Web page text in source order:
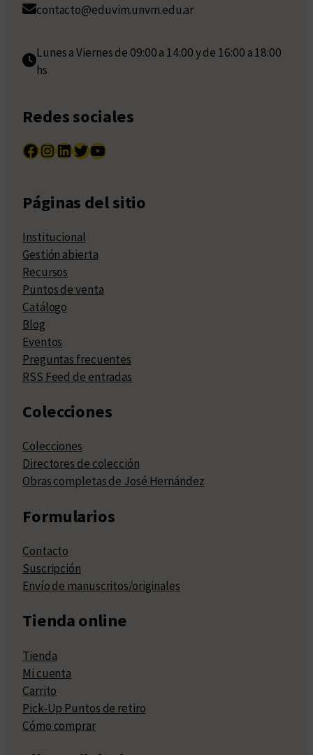
contacto@eduvim.unvm.edu.ar
Lunes a Viernes de 09:00 a 14:00 y de 16:00 a 18:00
hs
Redes sociales
Facebook InstagramLinkedIn Twitter YouTube
Páginas del sitio
Institucional
Gestión abierta
Recursos
Puntos de venta
Catálogo
Blog
Eventos
Preguntas frecuentes
RSS Feed de entradas
Colecciones
Colecciones
Directores de colección
Obras completas de José Hernández
Formularios
Contacto
Suscripción
Envío de manuscritos/originales
Tienda online
Tienda
Mi cuenta
Carrito
Pick-Up Puntos de retiro
Cómo comprar